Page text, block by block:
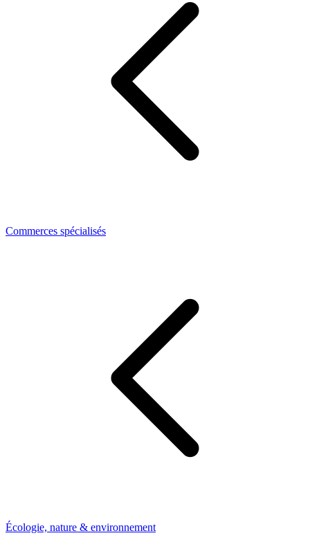
Commerces spécialisés
Écologie, nature & environnement